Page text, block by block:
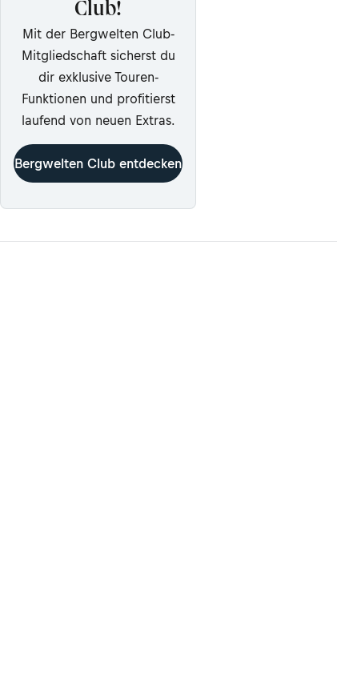
Club!
Mit der Bergwelten Club-
Mitgliedschaft sicherst du
dir exklusive Touren-
Funktionen und profitierst
laufend von neuen Extras.
Bergwelten Club entdecken